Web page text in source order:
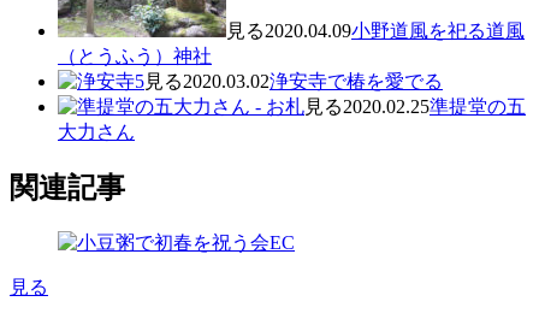
見る2020.04.09小野道風を祀る道風
（とうふう）神社
見る2020.03.02浄安寺で椿を愛でる
見る2020.02.25準提堂の五
大力さん
関連記事
見る